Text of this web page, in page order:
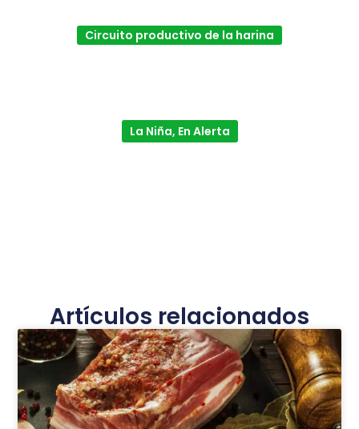
Circuito productivo de la harina
La Niña, En Alerta
Artículos relacionados